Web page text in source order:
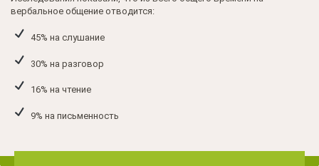
вербальное общение отводится:
45% на слушание
30% на разговор
16% на чтение
9% на письменность